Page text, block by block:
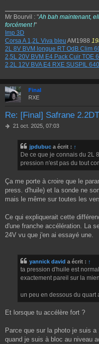
g
e
Mr Bourvil : "Ah bah maintenant,
forcément !"
Imp 3D
Corsa A 1,2L Viva bleu AM1988
2L 8V BVM longue RT OdB Clim
2,5L 20V BVM E4 Pack Cuir TOE
2,2L 12V BVA E4 RXE SUSPIL 640
Final
RXE
Re: [Final] Safrane
M
21 oct. 2025, 07:03
jpdubuc a écrit : ↑
De ce que je connais du 2L
pression n'est pas du tout
Ça me porte à croire que le
press. d'huile) et la sonde ne
mais le même sur toutes les
Ce qui expliquerait cette
d'une franche accélération. La
24V vu que j'en ai essayé une.
yannick david a écrit : ↑
ta pression d'huile est
exactement pareil sur la
un peu en dessous du quart
Et lorsque tu accélère fort ?
Parce que sur la photo je suis
quand je suis à bloc au niveau